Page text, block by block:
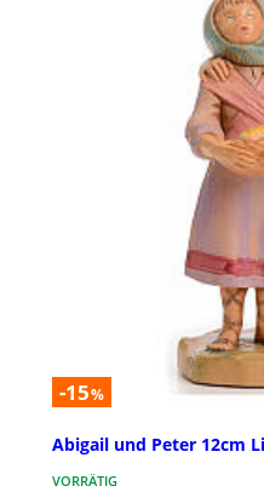
-15%
Abigail und Peter 12cm
VORRÄTIG